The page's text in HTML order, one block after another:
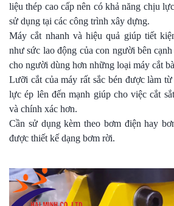
liệu thép cao cấp nên có khả năng chịu
sử dụng tại các công trình xây dựng.
Máy cắt nhanh và hiệu quả giúp tiết
như sức lao động của con người bên
cho người dùng hơn những loại máy cắt
Lưỡi cắt của máy rất sắc bén được làm
lực ép lên đến mạnh giúp cho việc cắt
và chính xác hơn.
Cần sử dụng kèm theo bơm điện hay
được thiết kế dạng bơm rời.